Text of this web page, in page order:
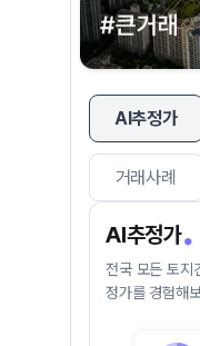
AI추정가
거래사례
AI추정가
전국 모든 토지
정가를 경험해